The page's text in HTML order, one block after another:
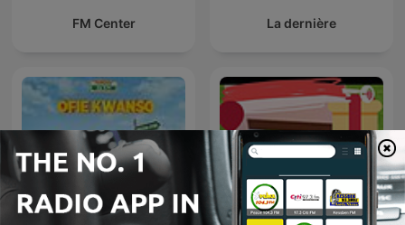
FM Center La dernière